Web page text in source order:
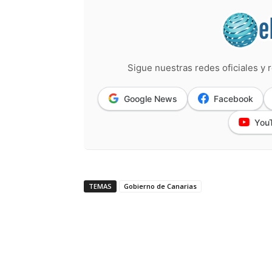
Sigue nuestras redes oficiales y
Google News Facebook
TEMAS Gobierno de Canarias